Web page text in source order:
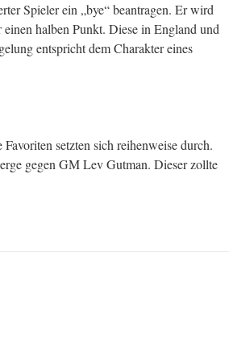
Spieler ein „bye“ beantragen. Er wird
halben Punkt. Diese in England und
entspricht dem Charakter eines
setzten sich reihenweise durch.
gegen GM Lev Gutman. Dieser zollte